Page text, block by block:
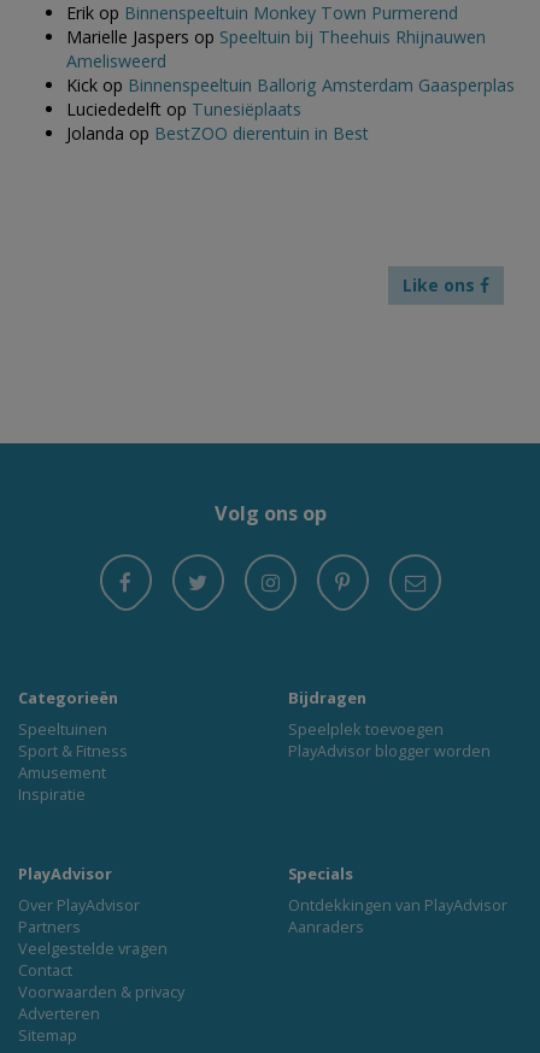
Erik op Binnenspeeltuin Monkey Town Purmerend
Marielle Jaspers op Speeltuin bij Theehuis Rhijnauwen
Amelisweerd
Kick op Binnenspeeltuin Ballorig Amsterdam Gaasperplas
Luciededelft op Tunesiëplaats
Jolanda op BestZOO dierentuin in Best
Like ons
Volg ons op
Categorieën
Speeltuinen
Sport & Fitness
Amusement
Inspiratie
Bijdragen
Speelplek toevoegen
PlayAdvisor blogger worden
PlayAdvisor
Over PlayAdvisor
Partners
Veelgestelde vragen
Contact
Voorwaarden & privacy
Adverteren
Sitemap
Specials
Ontdekkingen van PlayAdvisor
Aanraders